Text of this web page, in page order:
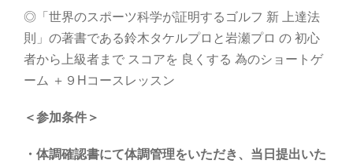
◎「世界のスポーツ科学が証明するゴルフ 新 上達法
則」の著書である鈴木タケルプロと岩瀬プロ の 初心
者から上級者まで スコアを 良くする 為のショートゲ
ーム ＋９Hコースレッスン
＜参加条件＞
・体調確認書にて体調管理をいただき、当日提出いた